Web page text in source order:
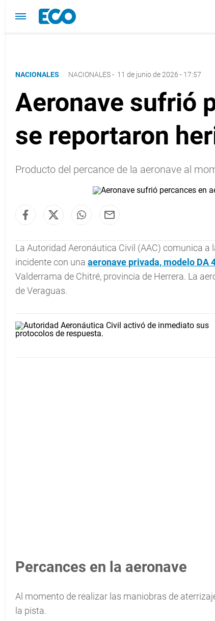
NACIONALES NACIONALES- 11 de junio de 2026 - 17:57
Aeronave sufrió
se reportaron
Producto del percance de la aeronave al
La Autoridad Aeronáutica Civil (AAC) comunica a
incidente con una aeronave privada, modelo DA
Valderrama de Chitré, provincia de Herrera. La
de Veraguas.
Percances en la aeronave
Al momento de realizar las maniobras de
la pista.